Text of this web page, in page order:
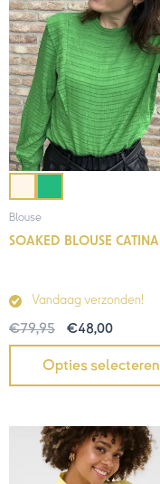
Blouse
SOAKED BLOUSE CATINA
Vandaag verzonden!
€79,95 €48,00
Opties selecteren